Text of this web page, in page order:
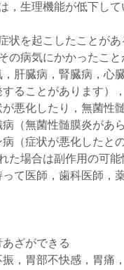
，生理機能が低下して
状を起こしたことがあ
の病気にかかったこと
肝臓病，腎臓病，心
ることがあります）
悪化したり，無菌性
（無菌性髄膜炎があ
（症状が悪化したと
た場合は副作用の可
て医師，歯科医師，
ざができる
，胃部不快感，胃痛